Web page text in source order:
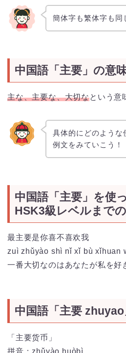
簡体字も繁体字も同
中国語「主要」の意
主な、主要な、大切なという意
具体的にどのような
例文をみていこう！
中国語「主要」を使
HSK3級レベルまで
最主要是你喜不喜欢我
zuì zhǔyào shì nǐxǐ bùxǐhuan
一番大切なのはあなたが私を好
中国語「主要
「主要货币」
拼音： zhǔyào huòbì